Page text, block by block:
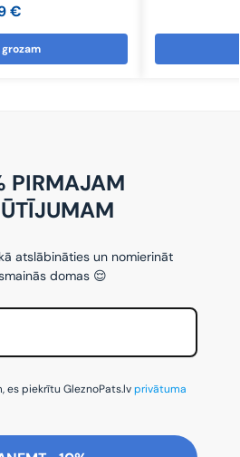
€
PIRMAJAM
atslābināties un nomierināt
domas 😌
es piekrītu GleznoPats.lvprivātuma